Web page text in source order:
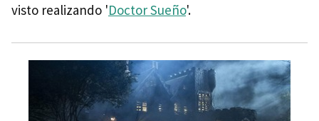
visto realizando 'Doctor Sueño'.